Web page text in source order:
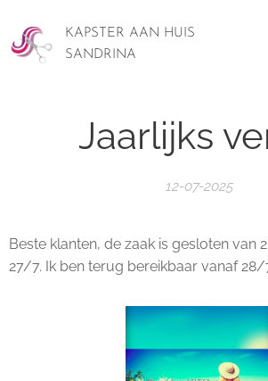
KAPSTER AAN HUIS
SANDRINA
Jaarlijks
12-07-2025
Beste klanten, de zaak is gesloten van
27/7. Ik ben terug bereikbaar vanaf 28/